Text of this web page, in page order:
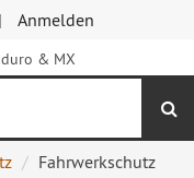
Anmelden
Fahrwerkschutz